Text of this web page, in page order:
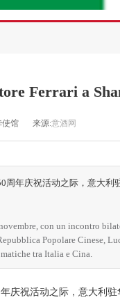
Ferrari a
使馆 来源:意酒网
周年庆祝活动之际，意大
con un incontro
Popolare Cinese,
tra Italia e Cina.
祝活动之际，意大利驻